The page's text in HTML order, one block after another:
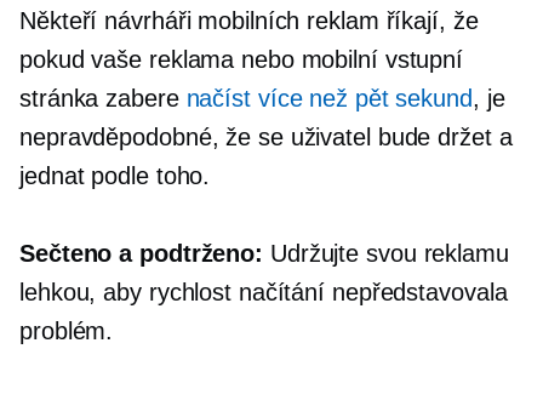
Někteří návrháři mobilních reklam říkají, že
pokud vaše reklama nebo mobilní vstupní
stránka zabere načíst více než pět sekund, je
nepravděpodobné, že se uživatel bude držet a
jednat podle toho.
Sečteno a podtrženo: Udržujte svou reklamu
lehkou, aby rychlost načítání nepředstavovala
problém.